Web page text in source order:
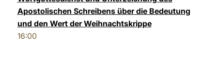
Apostolischen Schreibens über die Bedeutung
und den Wert der Weihnachtskrippe
16:00